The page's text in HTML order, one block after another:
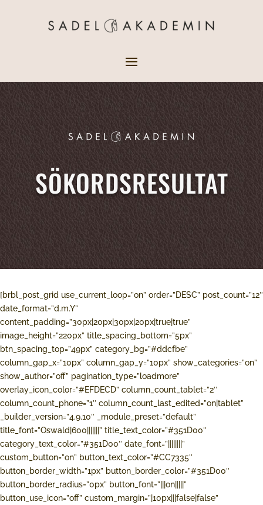
SÖKORDSRESULTAT
[brbl_post_grid use_current_loop=”on” order=”DESC” post_count=”12″
date_format=”d.m.Y”
content_padding=”30px|20px|30px|20px|true|true”
image_height=”220px” title_spacing_bottom=”5px”
btn_spacing_top=”49px” category_bg=”#ddcfbe”
column_gap_x=”10px” column_gap_y=”10px” show_categories=”on”
show_author=”off” pagination_type=”loadmore”
overlay_icon_color=”#EFDECD” column_count_tablet=”2″
column_count_phone=”1″ column_count_last_edited=”on|tablet”
_builder_version=”4.9.10″ _module_preset=”default”
title_font=”Oswald|600|||||||” title_text_color=”#351D00″
category_text_color=”#351D00″ date_font=”||||||||”
custom_button=”on” button_text_color=”#CC7335″
button_border_width=”1px” button_border_color=”#351D00″
button_border_radius=”0px” button_font=”|||on|||||”
button_use_icon=”off” custom_margin=”|10px|||false|false”